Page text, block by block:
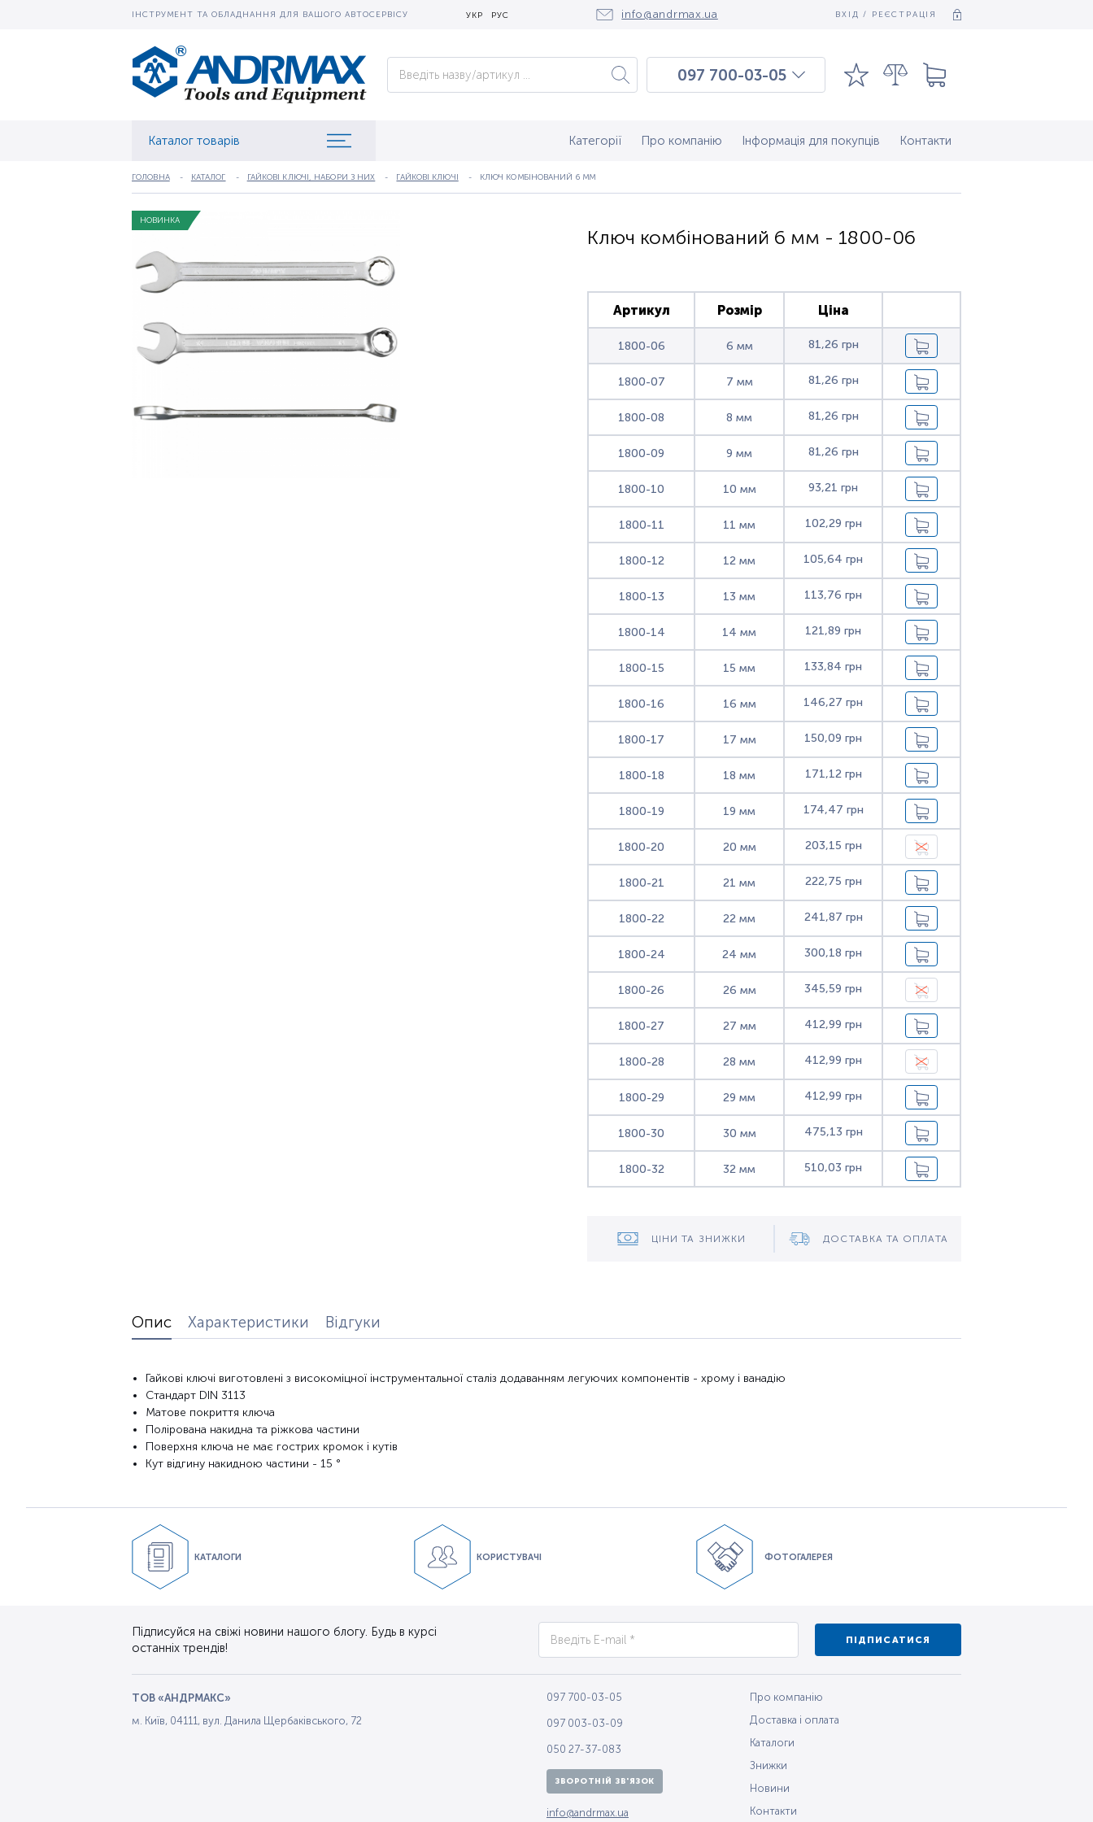
ІНСТРУМЕНТ ТА ОБЛАДНАННЯ ДЛЯ ВАШОГО АВТОСЕРВІСУ УКР РУС info@andrmax.ua ВХІД / РЕЄСТРАЦІЯ
097 700-03-05
097 003-03-09
Каталог товарів Категорії Про компанію Інформація для покупців Контакти
ГОЛОВНА КАТАЛОГ ГАЙКОВІ КЛЮЧІ, НАБОРИ З НИХ ГАЙКОВІ КЛЮЧІ КЛЮЧ КОМБІНОВАНИЙ 6 ММ
НОВИНКА
Ключ комбінований 6 мм - 1800-06
Артикул Розмір Ціна
1800-06 6 мм 81,26 грн
1800-07 7 мм 81,26 грн
1800-08 8 мм 81,26 грн
1800-09 9 мм 81,26 грн
1800-10 10 мм 93,21 грн
1800-11 11 мм 102,29 грн
1800-12 12 мм 105,64 грн
1800-13 13 мм 113,76 грн
1800-14 14 мм 121,89 грн
1800-15 15 мм 133,84 грн
1800-16 16 мм 146,27 грн
1800-17 17 мм 150,09 грн
1800-18 18 мм 171,12 грн
1800-19 19 мм 174,47 грн
1800-20 20 мм 203,15 грн
1800-21 21 мм 222,75 грн
1800-22 22 мм 241,87 грн
1800-24 24 мм 300,18 грн
1800-26 26 мм 345,59 грн
1800-27 27 мм 412,99 грн
1800-28 28 мм 412,99 грн
1800-29 29 мм 412,99 грн
1800-30 30 мм 475,13 грн
1800-32 32 мм 510,03 грн
ЦІНИ ТА ЗНИЖКИ ДОСТАВКА ТА ОПЛАТА
Опис Характеристики Відгуки
Гайкові ключі виготовлені з високоміцної інструментальної сталіз додаванням легуючих компонентів - хрому і ванадію
Стандарт DIN 3113
Матове покриття ключа
Полірована накидна та ріжкова частини
Поверхня ключа не має гострих кромок і кутів
Кут відгину накидною частини - 15 °
КАТАЛОГИ КОРИСТУВАЧІ ФОТОГАЛЕРЕЯ
Підписуйся на свіжі новини нашого блогу. Будь в курсі
останніх трендів!
ПІДПИСАТИСЯ
ТОВ «АНДРМАКС»
м. Київ, 04111, вул. Данила Щербаківського, 72
097 700-03-05
097 003-03-09
050 27-37-083
ЗВОРОТНІЙ ЗВ'ЯЗОК
info@andrmax.ua
Про компанію
Доставка і оплата
Каталоги
Знижки
Новини
Контакти